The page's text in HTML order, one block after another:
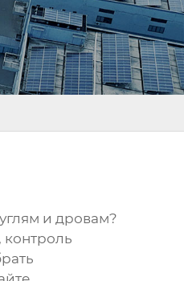
и дровам?
контроль